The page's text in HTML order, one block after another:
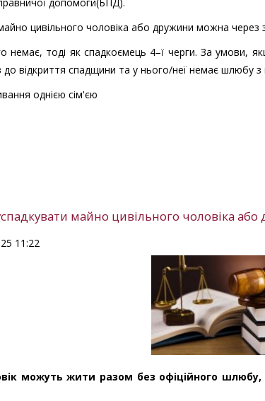
допомоги(БПД).
цивільного чоловіка або дружини можна через
немає, тоді як спадкоємець 4–ї черги. За умови,
до відкриття спадщини та у нього/неї немає шлюбу
однією сім'єю
майно цивільного чоловіка або
11:22
можуть жити разом без офіційного